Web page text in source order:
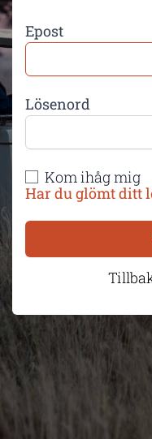
Epost
Lösenord
Kom ihåg mig
Har du glömt ditt